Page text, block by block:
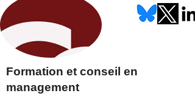
Formation et conseil en
management